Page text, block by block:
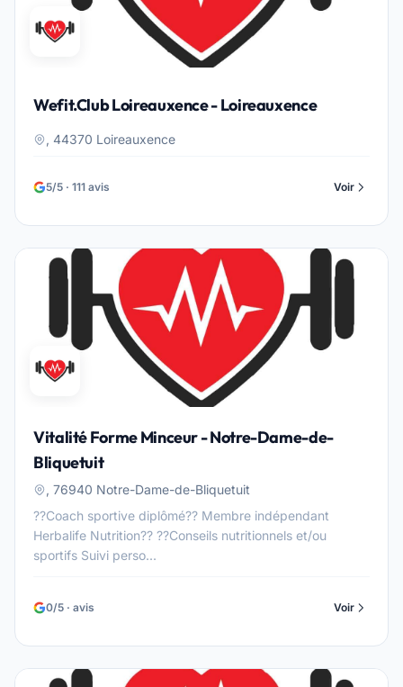
Wefit.Club Loireauxence - Loireauxence
, 44370 Loireauxence
5/5 · 111 avis Voir
Vitalité Forme Minceur - Notre-Dame-de-
Bliquetuit
, 76940 Notre-Dame-de-Bliquetuit
??Coach sportive diplômé?? Membre indépendant
Herbalife Nutrition?? ??Conseils nutritionnels et/ou
sportifs Suivi perso...
0/5 · avis Voir